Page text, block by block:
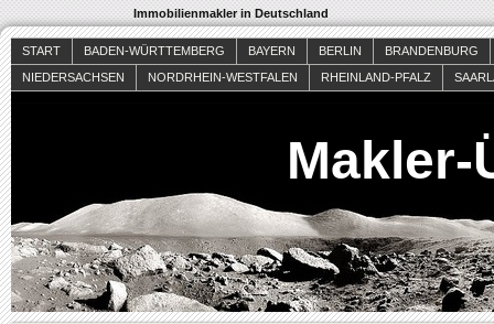
Immobilienmakler in Deutschland
START BADEN-WÜRTTEMBERG BAYERN BERLIN
BRANDENBURG
NIEDERSACHSEN
NORDRHEIN-WESTFALEN RHEINLAND-PFALZ
Makler-